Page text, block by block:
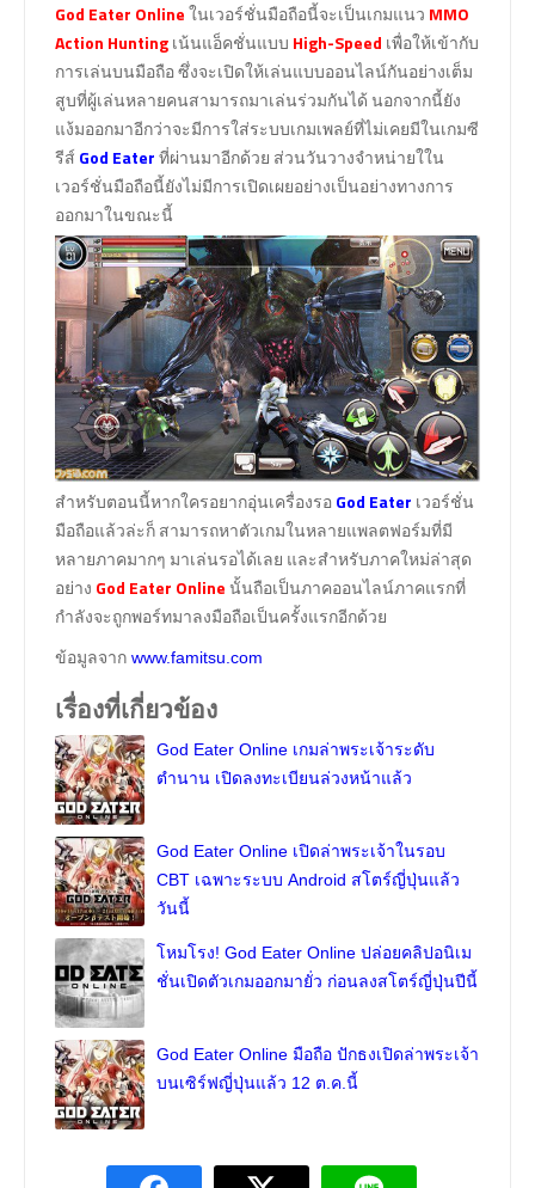
God Eater Onlineในเวอร์ชั่นมือถือนี้จะเป็นเกมแนว MMO
Action Huntingเน้นแอ็คชั่นแบบ High-Speed เพื่อให้เข้ากับ
การเล่นบนมือถือ ซึ่งจะเปิดให้เล่นแบบออนไลน์กันอย่างเต็ม
สูบที่ผู้เล่นหลายคนสามารถมาเล่นร่วมกันได้ นอกจากนี้ยัง
แง้มออกมาอีกว่าจะมีการใส่ระบบเกมเพลย์ที่ไม่เคยมีในเกมซี
รีส์ God Eaterที่ผ่านมาอีกด้วย ส่วนวันวางจำหน่ายใใน
เวอร์ชั่นมือถือนี้ยังไม่มีการเปิดเผยอย่างเป็นอย่างทางการ
ออกมาในขณะนี้
สำหรับตอนนี้หากใครอยากอุ่นเครื่องรอGod Eater เวอร์ชั่น
มือถือแล้วล่ะก็ สามารถหาตัวเกมในหลายแพลตฟอร์มที่มี
หลายภาคมากๆ มาเล่นรอได้เลย และสำหรับภาคใหม่ล่าสุด
อย่าง God Eater Onlineนั้นถือเป็นภาคออนไลน์ภาคแรกที่
กำลังจะถูกพอร์ทมาลงมือถือเป็นครั้งแรกอีกด้วย
ข้อมูลจาก www.famitsu.com
เรื่องที่เกี่ยวข้อง
God Eater Online เกมล่าพระเจ้าระดับ
ตำนาน เปิดลงทะเบียนล่วงหน้าแล้ว
God Eater Online เปิดล่าพระเจ้าในรอบ
CBT เฉพาะระบบ Android สโตร์ญี่ปุ่นแล้ว
วันนี้
โหมโรง! God Eater Online ปล่อยคลิปอนิเม
ชั่นเปิดตัวเกมออกมายั่ว ก่อนลงสโตร์ญี่ปุ่นปีนี้
God Eater Online มือถือ ปักธงเปิดล่าพระเจ้า
บนเซิร์ฟญี่ปุ่นแล้ว 12 ต.ค.นี้